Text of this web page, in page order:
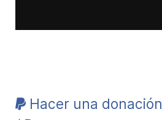
Hacer una donación